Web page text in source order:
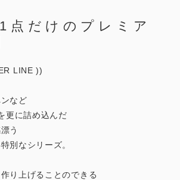
1点だけのプレミア
LINE ))
など
更に詰め込んだ
う
別なシリーズ。
り上げることのできる